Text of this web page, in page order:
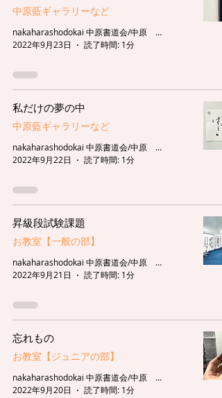
中原藍ギャラリーなど
nakaharashodokai 中原書道会/中原 藍
2022年9月23日
読了時間: 1分
私だけの夢の中
中原藍ギャラリーなど
nakaharashodokai 中原書道会/中原 藍
2022年9月22日
読了時間: 1分
昇級段試験課題
お教室【一般の部】
nakaharashodokai 中原書道会/中原 藍
2022年9月21日
読了時間: 1分
忘れもの
お教室【ジュニアの部】
nakaharashodokai 中原書道会/中原 藍
2022年9月20日
読了時間: 1分